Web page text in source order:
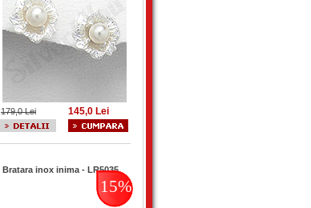
179,0 Lei 145,0 Lei
Bratara inox inima - LR5035
15%